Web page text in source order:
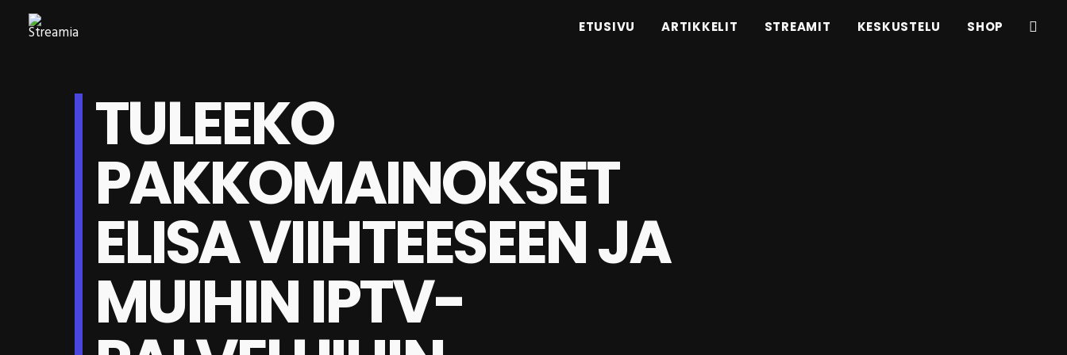
ETUSIVU ARTIKKELIT STREAMIT KESKUSTELU SHOP
TULEEKO
PAKKOMAINOKSET
ELISA VIIHTEESEEN JA
MUIHIN IPTV-